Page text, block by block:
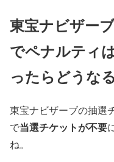
東宝ナビザー
でペナルティ
ったらどうな
東宝ナビザーブの抽選
で当選チケットが不要
ね。